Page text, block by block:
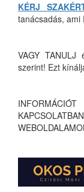
KÉRJ
tanácsadás, ami
VAGY
szerint! Ezt